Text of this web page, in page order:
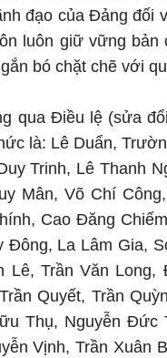
đạo của Đảng đối
luôn giữ vững bản
bó chặt chẽ với
qua Điều lệ (sửa
là: Lê Duẩn,
Trinh, Lê Thanh
Mân, Võ Chí
Cao Đăng
Đông, La Lâm Gia,
Lê, Trần Văn
Quyết, Trần
Thụ, Nguyễn Đức
Vịnh, Trần